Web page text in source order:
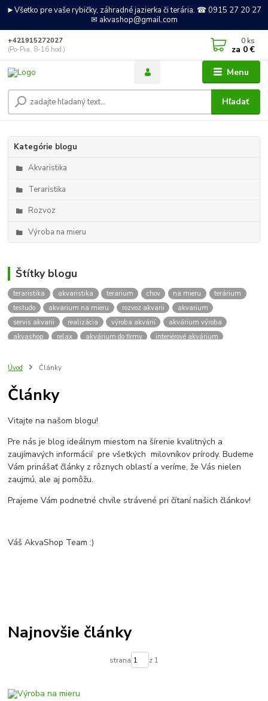
►Všetko pre vaše rybičky, záhradné jazierka či terária. ☎ 0915 27 20 27
✉ akvashop@gmail.com
Menu
Hľadať
+421915272027
(Po-Pia, 8-16 hod.)
0 ks
za 0 €
Kategórie blogu
Akvaristika
Teraristika
Rozvoz
Výroba na mieru
Štítky blogu
teraristika akvaristika terarium chov na mieru
terárium
testudo
akvarium na mieru rozvoz akvarii
akvarium
servis akvarii
realizácia výroba akvárií
akvárium výroba
akvashop
relax akvárium do firmy
interiérové akvárium
insektárium
skrinka
podstavec
Testudo horsfieldii
Korytnačka stepná
zriaďovanie terária
terárium na mieru
terárium pre suchozemskú korytnačku
želva
korytnačky
Bratislava
vyroba akvarii akvarium dovoz
rozvoz akvarií
záruka na akvárium
Úvod Články
Články
Vitajte na našom blogu!
Pre nás je blog ideálnym miestom na šírenie kvalitných a
zaujímavých informácií pre všetkých milovníkov prírody. Budeme
Vám prinášať články z rôznych oblastí a veríme, že Vás nielen
zaujmú, ale aj pomôžu.
Prajeme Vám podnetné chvíle strávené pri čítaní našich článkov!
Váš AkvaShop Team :)
Najnovšie články
strana z 1